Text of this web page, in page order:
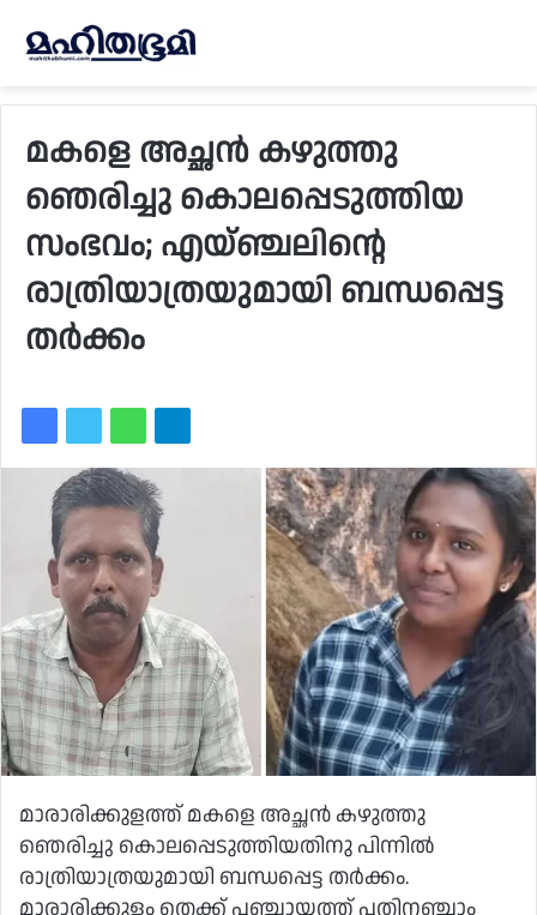
മകളെ അച്ഛന്‍ കഴുത്തു
ഞെരിച്ചു കൊലപ്പെടുത്തിയ
സംഭവം; എയ്ഞ്ചലിന്റെ
രാത്രിയാത്രയുമായി ബന്ധപ്പെട്ട
തര്‍ക്കം
മാരാരിക്കുളത്ത് മകളെ അച്ഛന്‍ കഴുത്തു
ഞെരിച്ചു കൊലപ്പെടുത്തിയതിനു പിന്നില്‍
രാത്രിയാത്രയുമായി ബന്ധപ്പെട്ട തര്‍ക്കം.
മാരാരിക്കുളം തെക്ക് പഞ്ചായത്ത് പതിനഞ്ചാം